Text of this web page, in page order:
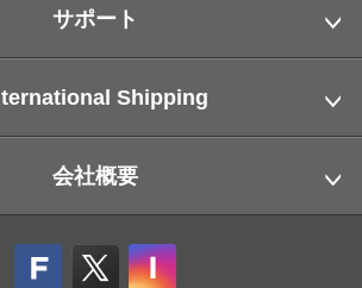
サポート
Shipping
会社概要